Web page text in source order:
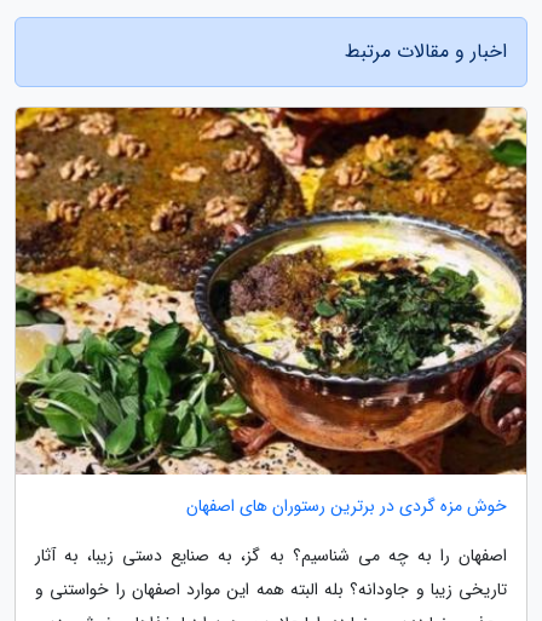
اخبار و مقالات مرتبط
خوش مزه گردی در برترین رستوران های اصفهان
اصفهان را به چه می شناسیم؟ به گز، به صنایع دستی زیبا، به آثار
تاریخی زیبا و جاودانه؟ بله البته همه این موارد اصفهان را خواستنی و